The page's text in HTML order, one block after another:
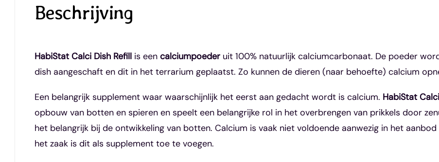
Beschrijving
HabiStat Calci Dish Refillis een calciumpoederuit 100% natuurlijk calciumcarbonaat. De poeder
dish aangeschaft en dit in het terrarium geplaatst. Zo kunnen de dieren (naar behoefte) calcium
Een belangrijk supplement waar waarschijnlijk het eerst aan gedacht wordt is calcium. HabiStat
opbouw van botten en spieren en speelt een belangrijke rol in het overbrengen van prikkels door
het belangrijk bij de ontwikkeling van botten. Calcium is vaak niet voldoende aanwezig in het
het zaak is dit als supplement toe te voegen.